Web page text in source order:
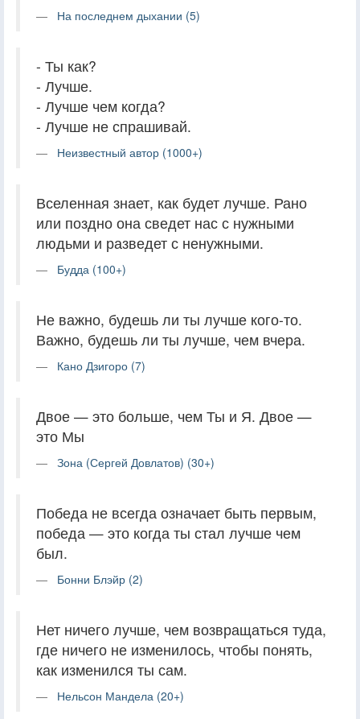
На последнем дыхании (5)
- Ты как?
- Лучше.
- Лучше чем когда?
- Лучше не спрашивай.
Неизвестный автор (1000+)
Вселенная знает, как будет лучше. Рано
или поздно она сведет нас с нужными
людьми и разведет с ненужными.
Будда (100+)
Не важно, будешь ли ты лучше кого-то.
Важно, будешь ли ты лучше, чем вчера.
Кано Дзигоро (7)
Двое — это больше, чем Ты и Я. Двое —
это Мы
Зона (Сергей Довлатов) (30+)
Победа не всегда означает быть первым,
победа — это когда ты стал лучше чем
был.
Бонни Блэйр (2)
Нет ничего лучше, чем возвращаться туда,
где ничего не изменилось, чтобы понять,
как изменился ты сам.
Нельсон Мандела (20+)